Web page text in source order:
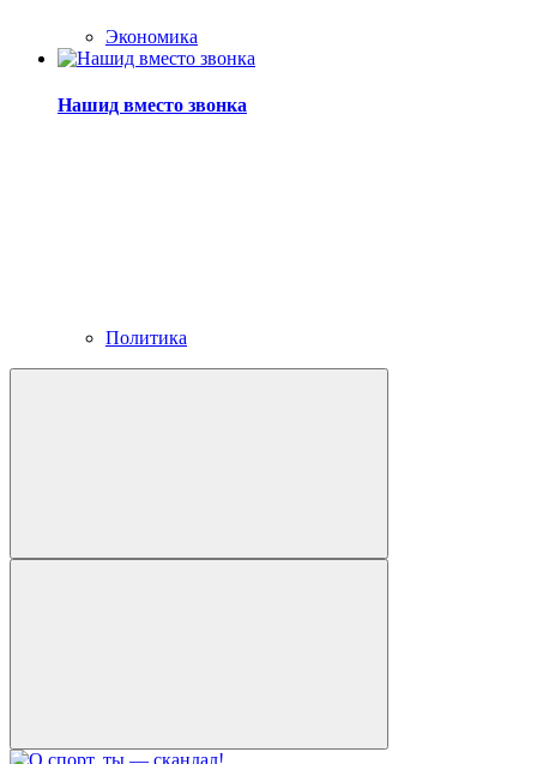
Экономика
Нашид вместо звонка
Политика